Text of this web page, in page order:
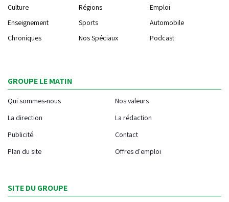
Culture
Régions
Emploi
Enseignement
Sports
Automobile
Chroniques
Nos Spéciaux Podcast
GROUPE LE MATIN
Qui sommes-nous
Nos valeurs
La direction
La rédaction
Publicité
Contact
Plan du site
Offres d'emploi
SITE DU GROUPE